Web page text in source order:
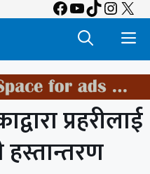
Facebook
YouTube
TikTok
X
प्रहरीलाई
हस्तान्तरण